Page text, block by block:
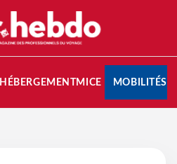
HÉBERGEMENTMICE MOBILITÉS